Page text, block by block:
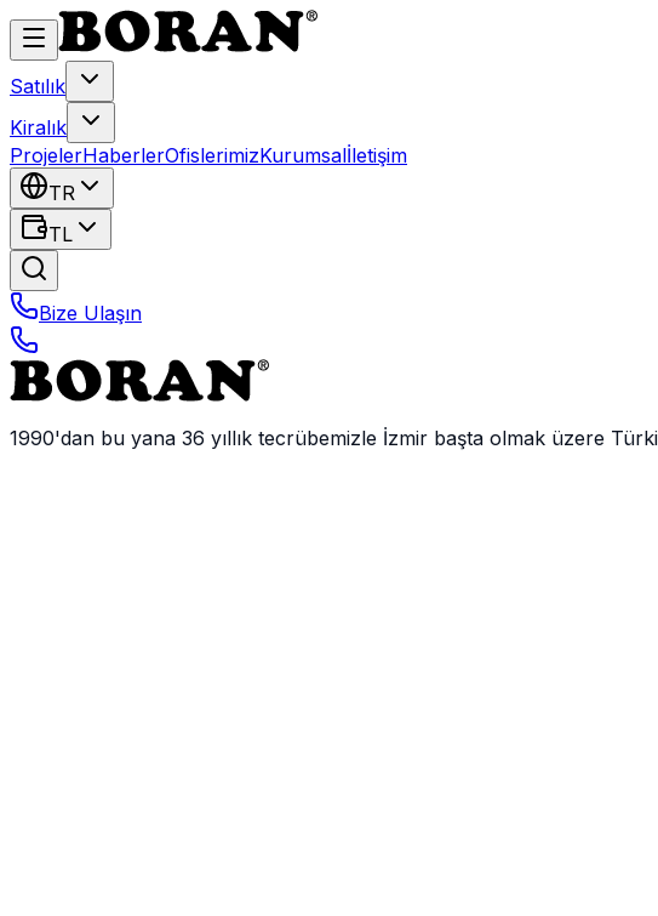
Satılık
Kiralık
ProjelerHaberlerOfislerimizKurumsalİletişim
TR
TL
Bize Ulaşın
1990'dan bu yana 36 yıllık tecrübemizle İzmir başta olmak üzere